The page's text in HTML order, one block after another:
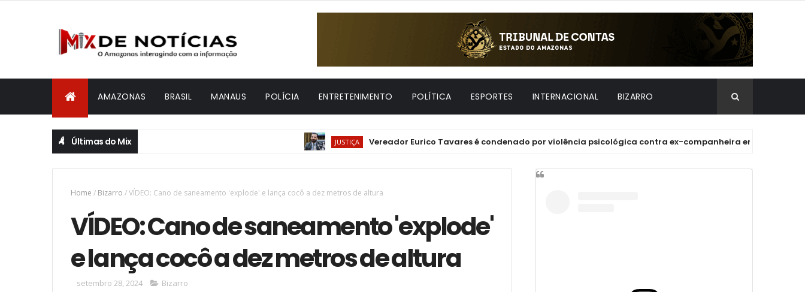
AMAZONAS BRASIL MANAUS POLÍCIA ENTRETENIMENTO POLÍTICA ESPORTES INTERNACIONAL BIZARRO
Últimas do Mix JUSTIÇA Vereador Eurico Tavares é condenado por violência psicológica contra ex-companheira em Manaus
Home / Bizarro /VÍDEO: Cano de saneamento 'explode' e lança cocô a dez metros de altura
VÍDEO: Cano de saneamento 'explode'
e lança cocô a dez metros de altura
setembro 28, 2024 Bizarro